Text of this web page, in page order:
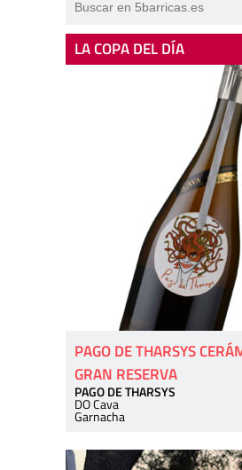
LA COPA DEL DÍA
PAGO DE THARSYS
GRAN RESERVA
PAGO DE THARSYS
DO Cava
Garnacha